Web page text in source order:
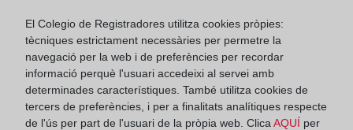
Registro de entrada de documentos:
secretaria.registrodeentrada@corpme.es
Recibida la reclamación, la Unidad responsable
de atenderla deberá responder a la persona
interesada en el plazo máximo de dos meses.
El Colegio de Registradores utilitza cookies pròpies:
tècniques estrictament necessàries per permetre la
navegació per la web i de preferències per recordar
informació perquè l'usuari accedeixi al servei amb
determinades característiques. També utilitza cookies de
tercers de preferències, i per a finalitats analítiques respecte
de l'ús per part de l'usuari de la pròpia web. Clica AQUÍ per